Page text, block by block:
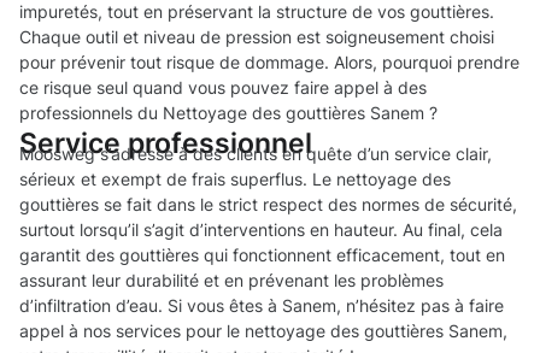
impuretés, tout en préservant la structure de vos gouttières.
Chaque outil et niveau de pression est soigneusement choisi
pour prévenir tout risque de dommage. Alors, pourquoi prendre
ce risque seul quand vous pouvez faire appel à des
professionnels du Nettoyage des gouttières Sanem ?
Service professionnel
Moosweg s’adresse à des clients en quête d’un service clair,
sérieux et exempt de frais superflus. Le nettoyage des
gouttières se fait dans le strict respect des normes de sécurité,
surtout lorsqu’il s’agit d’interventions en hauteur. Au final, cela
garantit des gouttières qui fonctionnent efficacement, tout en
assurant leur durabilité et en prévenant les problèmes
d’infiltration d’eau. Si vous êtes à Sanem, n’hésitez pas à faire
appel à nos services pour le nettoyage des gouttières Sanem,